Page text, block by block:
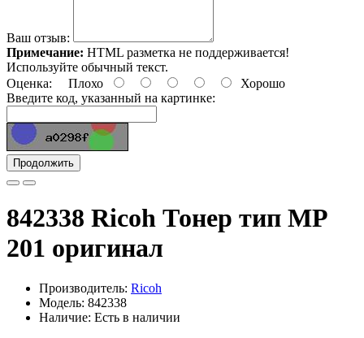
Ваш отзыв:
Примечание: HTML разметка не поддерживается!
Используйте обычный текст.
Оценка: Плохо
Хорошо
Введите код, указанный на картинке:
Продолжить
842338 Ricoh Тонер тип MP
201 оригинал
Производитель: Ricoh
Модель: 842338
Наличие: Есть в наличии